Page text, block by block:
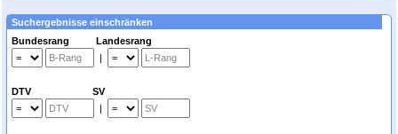
Suchergebnisse einschränken
Bundesrang Landesrang
|
DTV SV
|